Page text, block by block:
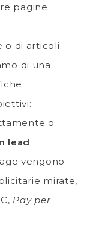
pagine
o di articoli
di una
o
lead.
vengono
mirate,
Pay per